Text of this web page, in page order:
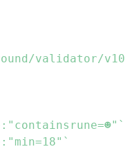
validator/v10"